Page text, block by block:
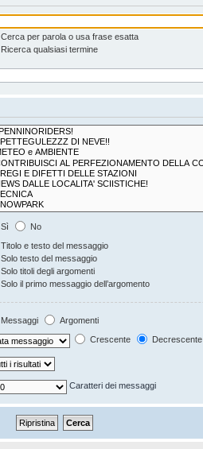
Cerca per parola o usa frase esatta
Ricerca qualsiasi termine
Sì
No
Titolo e testo del messaggio
Solo testo del messaggio
Solo titoli degli argomenti
Solo il primo messaggio dell’argomento
Messaggi
Argomenti
Crescente Decrescente
Caratteri dei messaggi